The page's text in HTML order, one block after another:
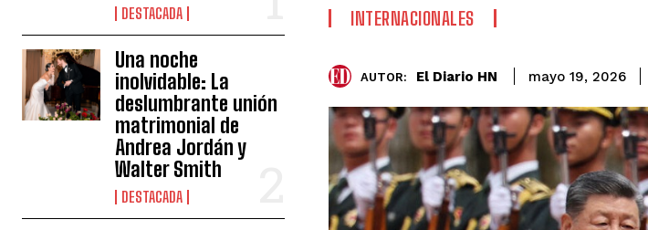
DESTACADA
Una noche
inolvidable: La
deslumbrante unión
matrimonial de
Andrea Jordán y
Walter Smith
DESTACADA
INTERNACIONALES
AUTOR: El Diario HN mayo 19, 2026